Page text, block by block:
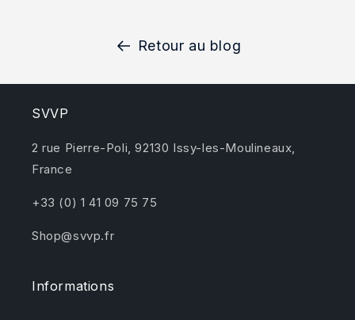
Retour au blog
SVVP
2 rue Pierre-Poli, 92130 Issy-les-Moulineaux,
France
+33 (0) 1 41 09 75 75
Shop@svvp.fr
Informations